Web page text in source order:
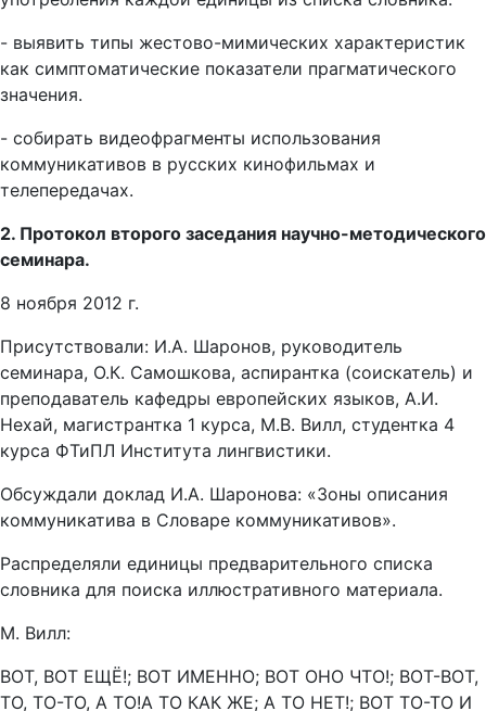
- выявить типы жестово-мимических характеристик
как симптоматические показатели прагматического
значения.
- собирать видеофрагменты использования
коммуникативов в русских кинофильмах и
телепередачах.
2. Протокол второго заседания научно-методического
семинара.
8 ноября 2012 г.
Присутствовали: И.А. Шаронов, руководитель
семинара, О.К. Самошкова, аспирантка (соискатель) и
преподаватель кафедры европейских языков, А.И.
Нехай, магистрантка 1 курса, М.В. Вилл, студентка 4
курса ФТиПЛ Института лингвистики.
Обсуждали доклад И.А. Шаронова: «Зоны описания
коммуникатива в Словаре коммуникативов».
Распределяли единицы предварительного списка
словника для поиска иллюстративного материала.
М. Вилл:
ВОТ, ВОТ ЕЩЁ!; ВОТ ИМЕННО; ВОТ ОНО ЧТО!; ВОТ-ВОТ,
ТО, ТО-ТО, А ТО!А ТО КАК ЖЕ; А ТО НЕТ!; ВОТ ТО-ТО И